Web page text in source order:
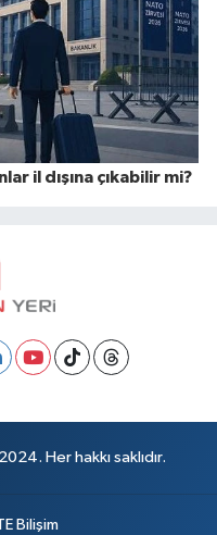
il dışına çıkabilir mi?
Her hakkı saklıdır.
Bilişim